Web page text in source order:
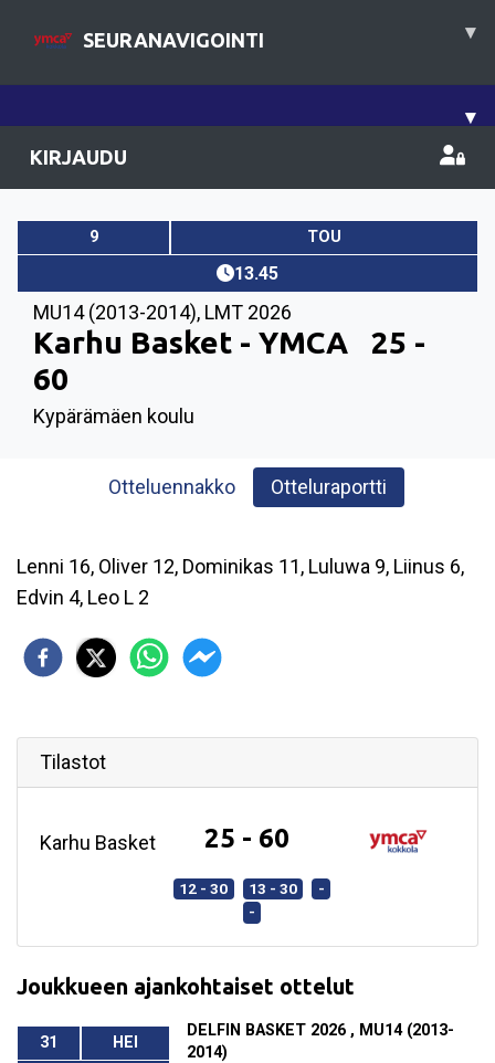
SEURANAVIGOINTI ▾
▾
KIRJAUDU
9 TOU
13.45
MU14 (2013-2014), LMT 2026
Karhu Basket - YMCA
25 -
60
Kypärämäen koulu
Otteluennakko Otteluraportti
Lenni 16, Oliver 12, Dominikas 11, Luluwa 9, Liinus 6,
Edvin 4, Leo L 2
Tilastot
Karhu Basket 25 - 60
12 - 30 13 - 30
-
-
Joukkueen ajankohtaiset ottelut
31 HEI
DELFIN BASKET 2026 , MU14 (2013-
2014)